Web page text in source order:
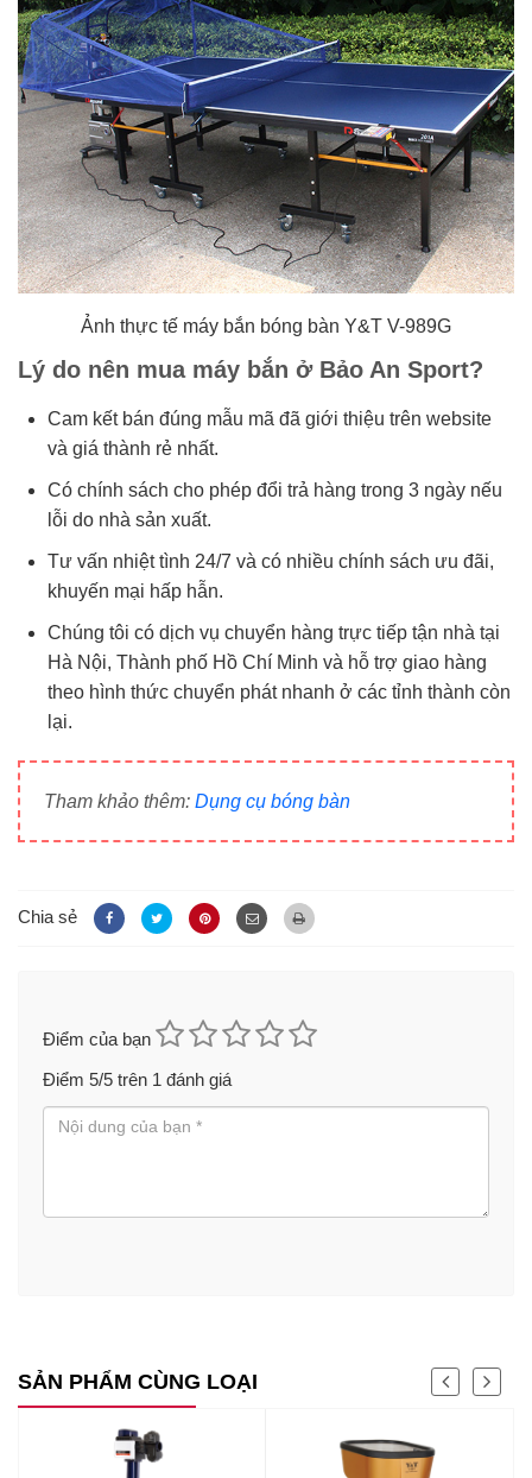
Ảnh thực tế máy bắn bóng bàn Y&T V-989G
Lý do nên mua máy bắn ở Bảo An Sport?
Cam kết bán đúng mẫu mã đã giới thiệu trên website
và giá thành rẻ nhất.
Có chính sách cho phép đổi trả hàng trong 3 ngày nếu
lỗi do nhà sản xuất.
Tư vấn nhiệt tình 24/7 và có nhiều chính sách ưu đãi,
khuyến mại hấp hẫn.
Chúng tôi có dịch vụ chuyển hàng trực tiếp tận nhà tại
Hà Nội, Thành phố Hồ Chí Minh và hỗ trợ giao hàng
theo hình thức chuyển phát nhanh ở các tỉnh thành còn
lại.
Tham khảo thêm: Dụng cụ bóng bàn
Chia sẻ
Điểm của bạn
Điểm 5/5 trên 1 đánh giá
SẢN PHẨM CÙNG LOẠI